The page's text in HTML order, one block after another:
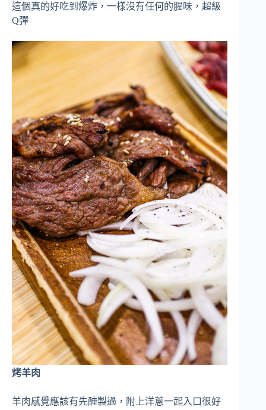
這個真的好吃到爆炸，一樣沒有任何的腥味，超級
Q彈
烤羊肉
羊肉感覺應該有先醃製過，附上洋蔥一起入口很好